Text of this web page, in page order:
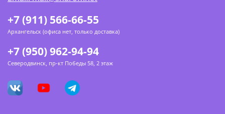
+7 (911) 566-66-55
Архангельск (офиса нет, только доставка)
+7 (950) 962-94-94
Северодвинск, пр-кт Победы 58, 2 этаж